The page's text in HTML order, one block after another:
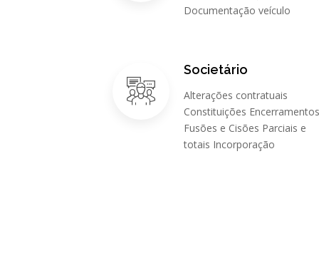
Documentação veículo
Societário
Alterações contratuais
Constituições Encerramentos
Fusões e Cisões Parciais e
totais Incorporação